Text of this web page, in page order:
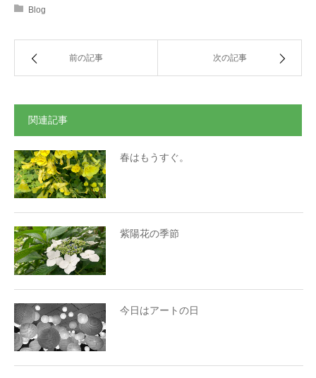
Blog
前の記事 次の記事
関連記事
春はもうすぐ。
紫陽花の季節
今日はアートの日